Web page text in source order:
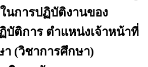
นการปฏิบัติงานของ
บัติการ ตำแหน่งเจ้าหน้าที่
(วิชาการศึกษา)